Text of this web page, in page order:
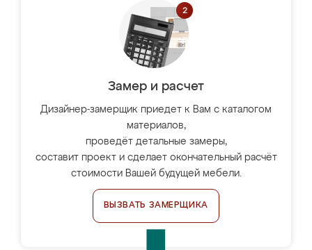
Замер и расчет
Дизайнер-замерщик приедет к Вам с каталогом
материалов,
проведёт детальные замеры,
составит проект и сделает окончательный расчёт
стоимости Вашей будущей мебели.
ВЫЗВАТЬ ЗАМЕРЩИКА